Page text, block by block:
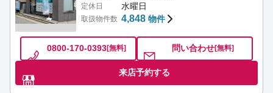
定休日 水曜日
取扱物件数 4,848 物件
0800-170-0393[無料] 問い合わせ[無料]
来店予約する